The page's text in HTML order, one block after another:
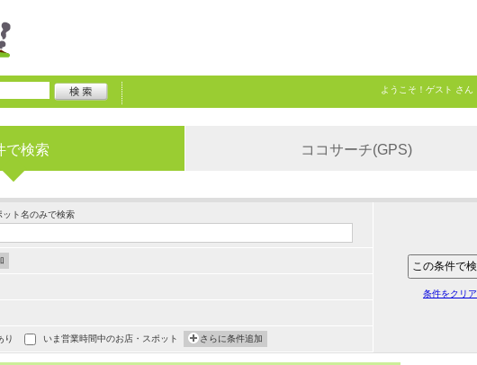
ようこそ！ ゲスト さん
で検索 ココサーチ(GPS)
ット名のみで検索
り いま営業時間中のお店・スポット さらに条件追加
条件をクリア